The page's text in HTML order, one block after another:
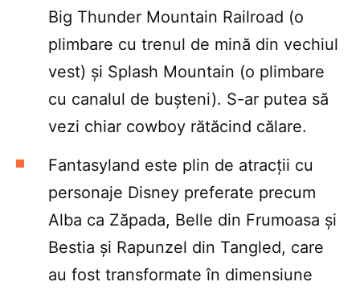
Big Thunder Mountain Railroad (o
plimbare cu trenul de mină din vechiul
vest) și Splash Mountain (o plimbare
cu canalul de bușteni). S-ar putea să
vezi chiar cowboy rătăcind călare.
Fantasyland este plin de atracții cu
personaje Disney preferate precum
Alba ca Zăpada, Belle din Frumoasa și
Bestia și Rapunzel din Tangled, care
au fost transformate în dimensiune